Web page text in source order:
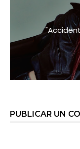
PUBLICAR UN